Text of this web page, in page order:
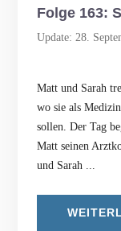
Folge 163:
Update: 28.
Matt und Sarah
wo sie als
sollen. Der Tag
Matt seinen
und Sarah ...